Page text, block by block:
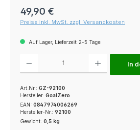
Regulärer Preis:
49,90 €
Preise inkl. MwSt. zzgl. Versandkosten
Auf Lager, Lieferzeit 2-5 Tage
Produkt Anzahl: Gib den gewünschten
In
Art.Nr.: GZ-92100
Hersteller: GoalZero
EAN: 0847974006269
Hersteller-Nr.: 92100
Gewicht: 0,5 kg